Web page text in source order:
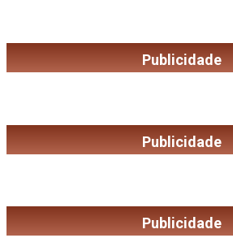
Publicidade
Publicidade
Publicidade